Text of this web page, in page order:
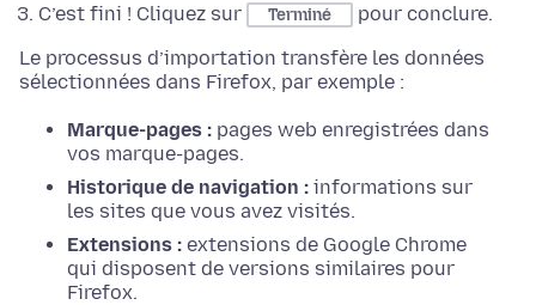
C’est fini ! Cliquez sur
Terminé
pour conclure.
Le processus d’importation transfère les données
sélectionnées dans Firefox, par exemple :
Marque-pages : pages web enregistrées dans
vos marque-pages.
Historique de navigation : informations sur
les sites que vous avez visités.
Extensions : extensions de Google Chrome
qui disposent de versions similaires pour
Firefox.